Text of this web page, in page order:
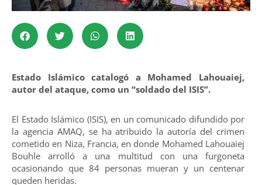
Estado Islámico catalogó a Mohamed Lahouaiej,
autor del ataque, como un “soldado del ISIS”.
El Estado Islámico (ISIS), en un comunicado difundido por
la agencia AMAQ, se ha atribuido la autoría del crimen
cometido en Niza, Francia, en donde Mohamed Lahouaiej
Bouhle arrolló a una multitud con una furgoneta
ocasionando que 84 personas mueran y un centenar
queden heridas.